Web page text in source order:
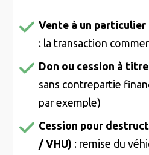
Vente à un
: la transaction
Don ou cession à
sans contrepartie
par exemple)
Cession pour
/ VHU) : remise du